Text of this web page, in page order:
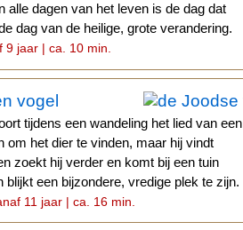
alle dagen van het leven is de dag dat
dag van de heilige, grote verandering.
9 jaar | ca. 10 min.
vogel
tijdens een wandeling het lied van een
om het dier te vinden, maar hij vindt
zoekt hij verder en komt bij een tuin
een bijzondere, vredige plek te zijn.
11 jaar | ca. 16 min.